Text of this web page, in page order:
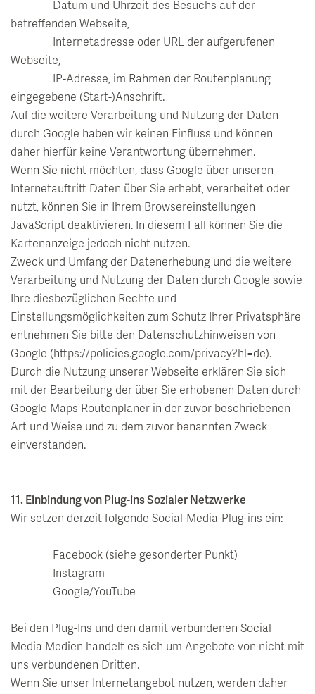
Datum und Uhrzeit des Besuchs auf der
betreffenden Webseite,
Internetadresse oder URL der aufgerufenen
Webseite,
IP-Adresse, im Rahmen der Routenplanung
eingegebene (Start-)Anschrift.
Auf die weitere Verarbeitung und Nutzung der Daten
durch Google haben wir keinen Einfluss und können
daher hierfür keine Verantwortung übernehmen.
Wenn Sie nicht möchten, dass Google über unseren
Internetauftritt Daten über Sie erhebt, verarbeitet oder
nutzt, können Sie in Ihrem Browsereinstellungen
JavaScript deaktivieren. In diesem Fall können Sie die
Kartenanzeige jedoch nicht nutzen.
Zweck und Umfang der Datenerhebung und die weitere
Verarbeitung und Nutzung der Daten durch Google sowie
Ihre diesbezüglichen Rechte und
Einstellungsmöglichkeiten zum Schutz Ihrer Privatsphäre
entnehmen Sie bitte den Datenschutzhinweisen von
Google (https://policies.google.com/privacy?hl=de).
Durch die Nutzung unserer Webseite erklären Sie sich
mit der Bearbeitung der über Sie erhobenen Daten durch
Google Maps Routenplaner in der zuvor beschriebenen
Art und Weise und zu dem zuvor benannten Zweck
einverstanden.
11. Einbindung von Plug-ins Sozialer Netzwerke
Wir setzen derzeit folgende Social-Media-Plug-ins ein:
Facebook (siehe gesonderter Punkt)
Instagram
Google/YouTube
Bei den Plug-Ins und den damit verbundenen Social
Media Medien handelt es sich um Angebote von nicht mit
uns verbundenen Dritten.
Wenn Sie unser Internetangebot nutzen, werden daher